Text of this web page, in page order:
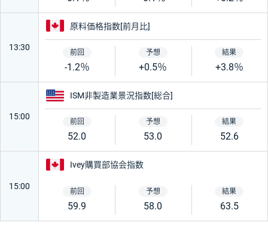
13:30
カナダ
原料価格指数[前月比]
-1.2％ +0.5％ +3.8％
15:00
アメリカ
ISM非製造業景況指数[総合]
52.0 53.0 52.6
15:00
カナダ
Ivey購買部協会指数
59.9 58.0 63.5